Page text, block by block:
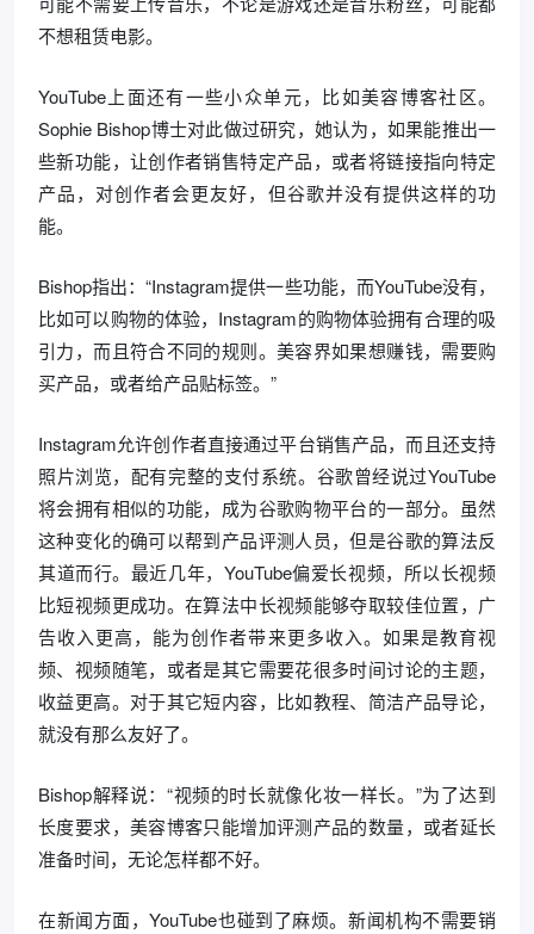
不想租赁电影。
YouTube上面还有一些小众单元，比如美容博客社区。
Sophie Bishop博士对此做过研究，她认为，如果能推出一
些新功能，让创作者销售特定产品，或者将链接指向特定
产品，对创作者会更友好，但谷歌并没有提供这样的功
能。
Bishop指出：“Instagram提供一些功能，而YouTube没有，
比如可以购物的体验，Instagram的购物体验拥有合理的吸
引力，而且符合不同的规则。美容界如果想赚钱，需要购
买产品，或者给产品贴标签。”
Instagram允许创作者直接通过平台销售产品，而且还支持
照片浏览，配有完整的支付系统。谷歌曾经说过YouTube
将会拥有相似的功能，成为谷歌购物平台的一部分。虽然
这种变化的确可以帮到产品评测人员，但是谷歌的算法反
其道而行。最近几年，YouTube偏爱长视频，所以长视频
比短视频更成功。在算法中长视频能够夺取较佳位置，广
告收入更高，能为创作者带来更多收入。如果是教育视
频、视频随笔，或者是其它需要花很多时间讨论的主题，
收益更高。对于其它短内容，比如教程、简洁产品导论，
就没有那么友好了。
Bishop解释说：“视频的时长就像化妆一样长。”为了达到
长度要求，美容博客只能增加评测产品的数量，或者延长
准备时间，无论怎样都不好。
在新闻方面，YouTube也碰到了麻烦。新闻机构不需要销